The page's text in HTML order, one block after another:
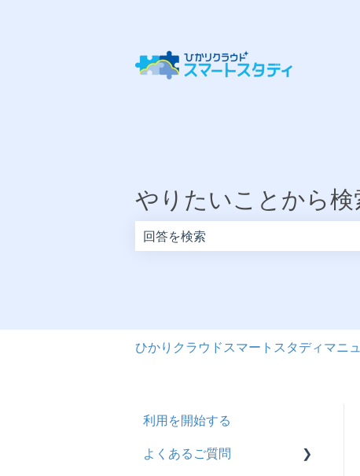
やりたいことから検
ひかりクラウドスマートスタディマニ
利用を開始する
よくあるご質問